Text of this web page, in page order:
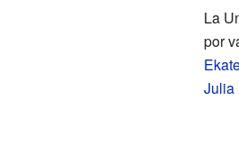
La
por
Julia